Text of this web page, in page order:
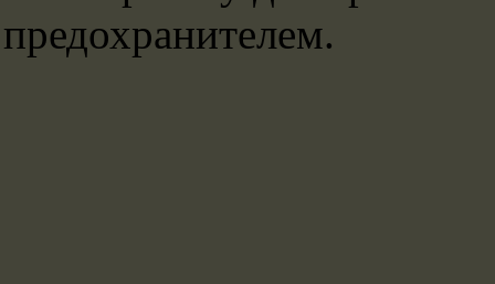
предохранителем.